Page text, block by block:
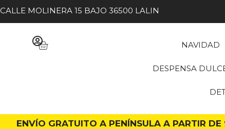
CALLE MOLINERA 15 BAJO 36500 LALIN
NAVIDAD
DESPENSA
ENVÍO GRATUITO A PENÍNSULA A PARTIR